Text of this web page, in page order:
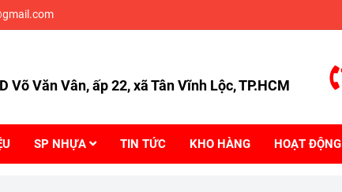
Võ Văn Vân, ấp 22, xã Tân Vĩnh Lộc, TP.HCM
SP NHỰA TIN TỨC KHO HÀNG HOẠT ĐỘNG